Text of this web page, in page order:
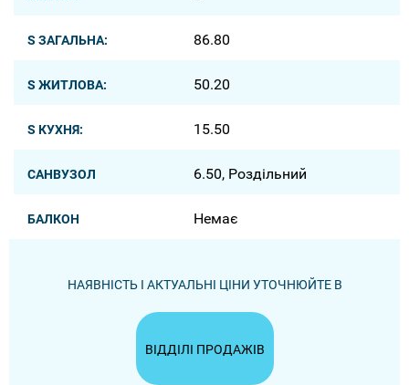
S ЗАГАЛЬНА: 86.80
S ЖИТЛОВА: 50.20
S КУХНЯ: 15.50
САНВУЗОЛ 6.50, Роздільний
БАЛКОН Немає
НАЯВНІСТЬ І АКТУАЛЬНІ ЦІНИ УТОЧНЮЙТЕ В
ВІДДІЛІ ПРОДАЖІВ